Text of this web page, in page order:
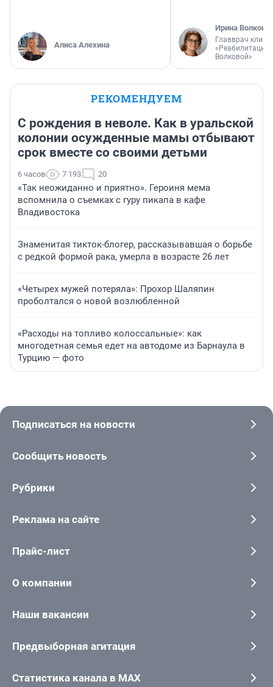
Алиса Алехина
Ирина Волкова
Главврач
«Реабилитация
Волковой»
РЕКОМЕНДУЕМ
С рождения в неволе. Как в уральской
колонии осужденные мамы отбывают
срок вместе со своими детьми
6 часов 7 193 20
«Так неожиданно и приятно». Героиня мема
вспомнила о съемках с гуру пикапа в кафе
Владивостока
Знаменитая тикток-блогер, рассказывавшая о борьбе
с редкой формой рака, умерла в возрасте 26 лет
«Четырех мужей потеряла»: Прохор Шаляпин
проболтался о новой возлюбленной
«Расходы на топливо колоссальные»: как
многодетная семья едет на автодоме из Барнаула в
Турцию — фото
Подписаться на новости
Сообщить новость
Рубрики
Реклама на сайте
Прайс-лист
О компании
Наши вакансии
Предвыборная агитация
Статистика канала в MAX